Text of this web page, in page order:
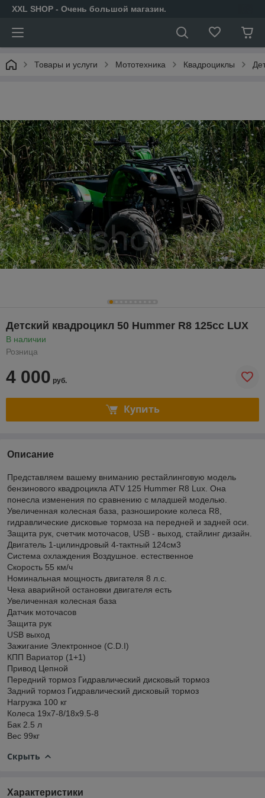
XXL SHOP - Очень большой магазин.
Товары и услуги Мототехника Квадроциклы
Детский квадроцикл 50 Hummer R8 125cc LUX
В наличии
Розница
4 000 руб.
Купить
Описание
Представляем вашему вниманию рестайлинговую модель
бензинового квадроцикла ATV 125 Hummer R8 Lux. Она
понесла изменения по сравнению с младшей моделью.
Увеличенная колесная база, разноширокие колеса R8,
гидравлические дисковые тормоза на передней и задней оси.
Защита рук, счетчик моточасов, USB - выход, стайлинг дизайн.
Двигатель 1-цилиндровый 4-тактный 124см3
Система охлаждения Воздушное. естественное
Скорость 55 км/ч
Номинальная мощность двигателя 8 л.с.
Чека аварийной остановки двигателя есть
Увеличенная колесная база
Датчик моточасов
Защита рук
USB выход
Зажигание Электронное (C.D.I)
КПП Вариатор (1+1)
Привод Цепной
Передний тормоз Гидравлический дисковый тормоз
Задний тормоз Гидравлический дисковый тормоз
Нагрузка 100 кг
Колеса 19x7-8/18x9.5-8
Бак 2.5 л
Вес 99кг
Скрыть
Характеристики